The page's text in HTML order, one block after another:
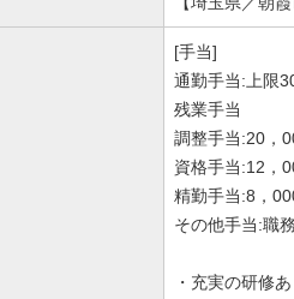
[手当]
通勤手当:上限
残業手当
調整手当:20，
資格手当:12，
精勤手当:8，
その他手当:職
・充実の研修